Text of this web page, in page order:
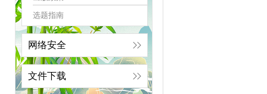
选题指南
网络安全
文件下载